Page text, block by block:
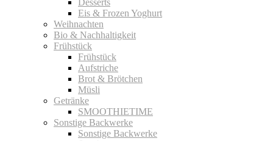
Eis & Frozen Yoghurt
Weihnachten
Bio & Nachhaltigkeit
Frühstück
Frühstück
Aufstriche
Brot & Brötchen
Müsli
Getränke
SMOOTHIETIME
Sonstige Backwerke
Sonstige Backwerke